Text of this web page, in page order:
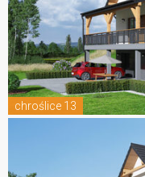
chroślice 13